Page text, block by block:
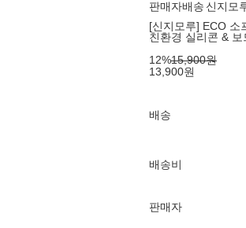
판매자배송 신지모
[신지모루] ECO 소
친환경 실리콘 &
12%15,900원
13,900원
배송
배송비
판매자